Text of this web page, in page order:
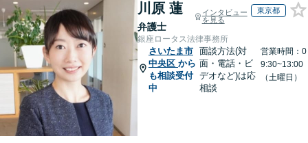
川原 蓮
弁護士
インタビュー
を見る
東京都
銀座ロータス法律事務所
さいたま市
中央区 から
も相談受付
中
面談方法(対
面・電話・ビ
デオなど)は応
相談
営業時間：0
9:30~13:00
（土曜日）